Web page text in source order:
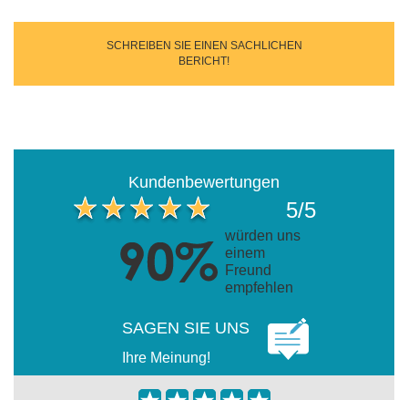
SCHREIBEN SIE EINEN SACHLICHEN
BERICHT!
Kundenbewertungen
5/5
würden uns
einem
Freund
empfehlen
SAGEN SIE UNS
Ihre Meinung!